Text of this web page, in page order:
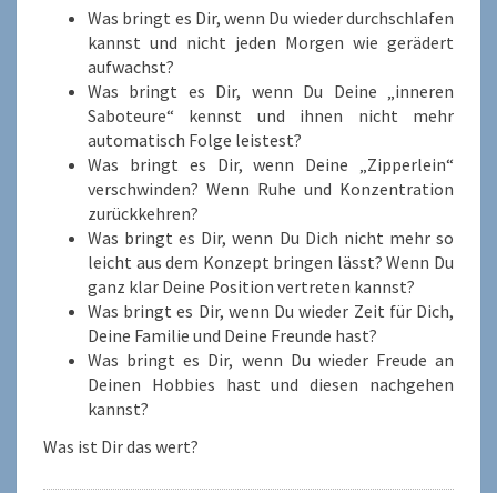
Was bringt es Dir, wenn Du wieder durchschlafen
kannst und nicht jeden Morgen wie gerädert
aufwachst?
Was bringt es Dir, wenn Du Deine „inneren
Saboteure“ kennst und ihnen nicht mehr
automatisch Folge leistest?
Was bringt es Dir, wenn Deine „Zipperlein“
verschwinden? Wenn Ruhe und Konzentration
zurückkehren?
Was bringt es Dir, wenn Du Dich nicht mehr so
leicht aus dem Konzept bringen lässt? Wenn Du
ganz klar Deine Position vertreten kannst?
Was bringt es Dir, wenn Du wieder Zeit für Dich,
Deine Familie und Deine Freunde hast?
Was bringt es Dir, wenn Du wieder Freude an
Deinen Hobbies hast und diesen nachgehen
kannst?
Was ist Dir das wert?